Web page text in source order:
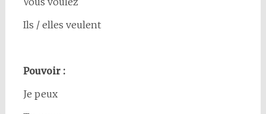
Ils / elles veulent
Pouvoir :
Je peux